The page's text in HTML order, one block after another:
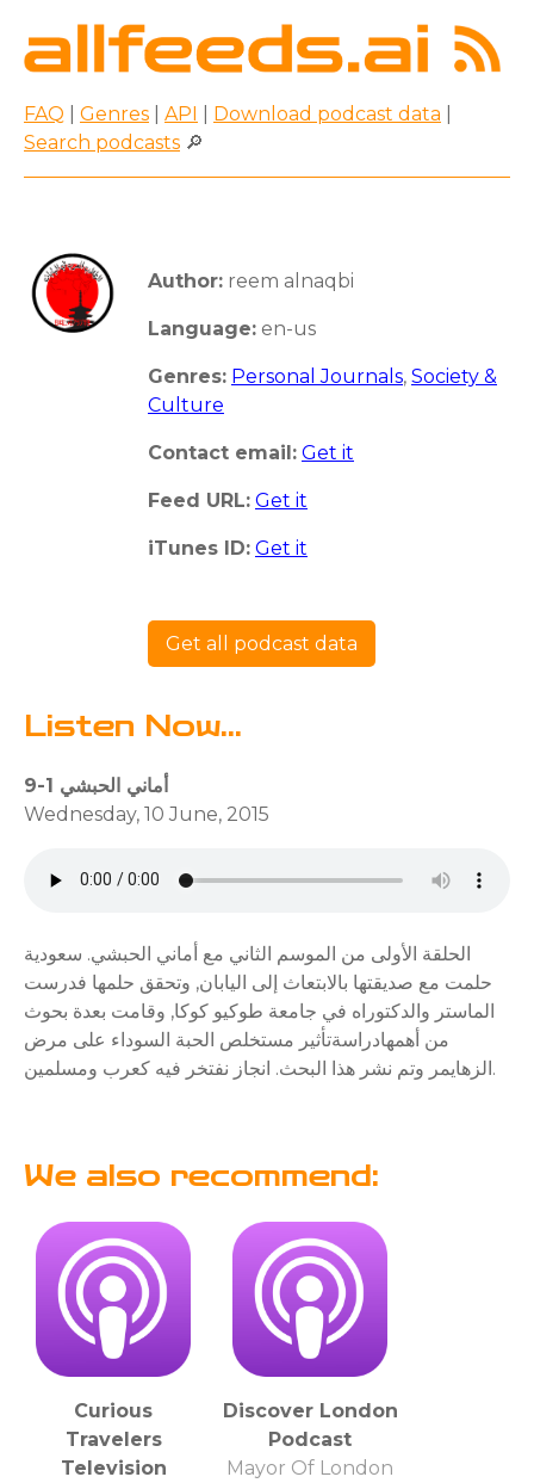
FAQ Genres API Download podcast data
Search podcasts 🔎
Author: reem alnaqbi
Language: en-us
Genres: Personal Journals, Society &
Culture
Contact email: Get it
Feed URL: Get it
iTunes ID: Get it
Get all podcast data
Listen Now...
9-1 أماني الحبشي
Wednesday, 10 June, 2015
الحلقة الأولى من الموسم الثاني مع أماني الحبشي. سعودية
حلمت مع صديقتها بالابتعاث إلى اليابان, وتحقق حلمها فدرست
الماستر والدكتوراه في جامعة طوكيو كوكا, وقامت بعدة بحوث
من أهمهادراسةتأثير مستخلص الحبة السوداء على مرض
الزهايمر وتم نشر هذا البحث. انجاز نفتخر فيه كعرب ومسلمين.
We also recommend:
Curious
Travelers
Television
Discover London
Podcast
Mayor Of London